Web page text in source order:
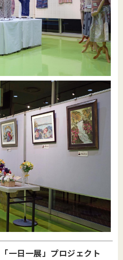
一日一展」プロジェクト